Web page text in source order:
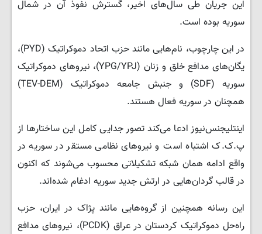
این جریان طی سال‌های اخیر، گسترش نفوذ آن در شمال
سوریه بوده است.
در این چارچوب، نام‌هایی مانند حزب اتحاد دموکراتیک (PYD)،
یگان‌های مدافع خلق و زنان (YPG/YPJ)، نیروهای دموکراتیک
سوریه (SDF) و جنبش جامعه دموکراتیک (TEV-DEM)
همچنان در سوریه فعال هستند.
اینتلیجنس‌نیوز ادعا می‌کند تصور جدایی کامل این ساختارها از
پ.ک.ک اشتباه است و نیروهای نظامی مستقر در سوریه در
واقع ادامه همان شبکه تشکیلاتی محسوب می‌شوند که اکنون
در قالب گردان‌هایی در ارتش جدید سوریه ادغام شده‌اند.
این رسانه همچنین از گروه‌هایی مانند پژاک در ایران، حزب
راه‌حل دموکراتیک کردستان در عراق (PCDK)، نیروهای مدافع